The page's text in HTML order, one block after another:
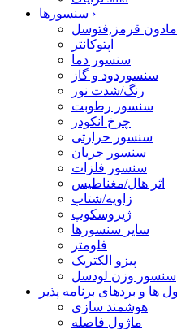
›
مادون قرمز,فتوسل
اپتوکانتر
سنسور دما
سنسوردود و گاز
رنگ/شدت نور
سنسور رطوبت
چرخ انکودر
سنسور حرارتی
سنسور جریان
سنسور فلزات
اثر هال/مغناطیس
زاویه/شتاب
ژیروسکوپ
سایر سنسورها
فلومتر
پیزو الکتریک
سنسور وزن لودسل
هوشمند سازی
ماژول فاصله